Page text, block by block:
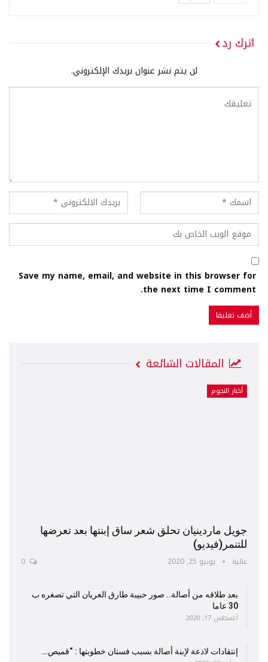
اترك رد
لن يتم نشر عنوان بريدك الإلكتروني.
Save my name, email, and website in this browser for
the next time I comment.
المقالات الشائعة
أخبار النجوم
جويل ماردينيان تحلق شعر ساق إبنتها بعد تعرضها
للتنمر(فيديو)
عالية يونيو 25, 2020
بعد طلاقه من أصالة.. صور حبيبة طارق العريان التي تصغره ب
30 عاما
أغسطس 17, 2020
إنتقادات لاذعة لإبنة أصالة بسبب فستان خطوبتها : “قميص…